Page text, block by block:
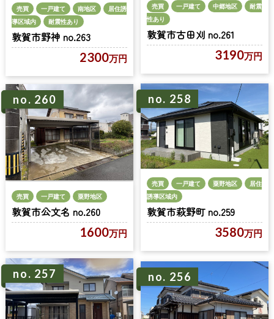
売買 一戸建て 南地区
居住誘
導区域内
耐震性あり
敦賀市野神 no.263
2300万円
売買 一戸建て 中郷地区
耐震
性あり
敦賀市古田刈 no.261
3190万円
no. 260
売買 一戸建て 粟野地区
敦賀市公文名 no.260
1600万円
no. 258
売買 一戸建て 粟野地区
居住
誘導区域内
敦賀市萩野町 no.259
3580万円
no. 257 no. 256